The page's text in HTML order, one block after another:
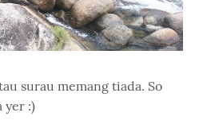
surau memang tiada. So
yer :)